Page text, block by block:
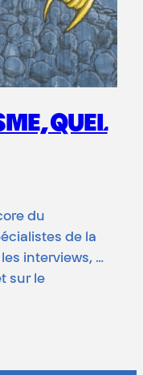
QUEL
du
de la
interviews, …
sur le